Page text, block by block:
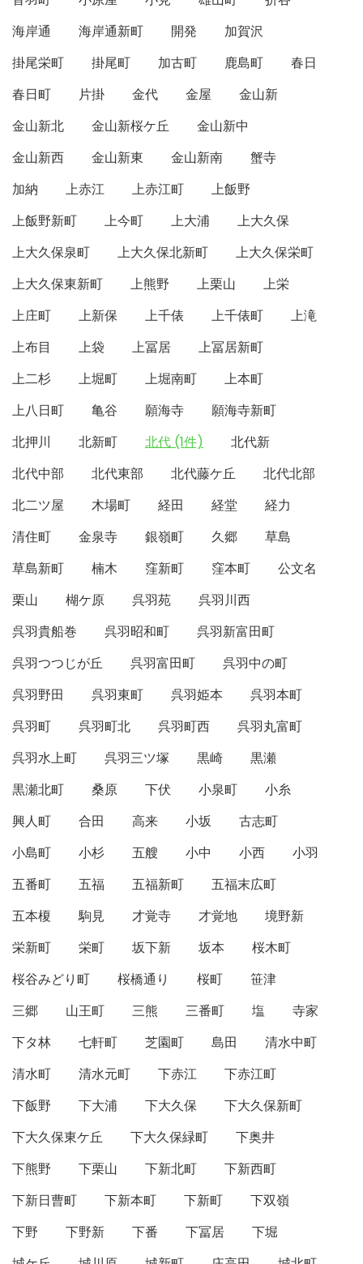
海岸通
海岸通新町 開発
加賀沢
掛尾栄町
掛尾町 加古町 鹿島町
春日
春日町
片掛 金代 金屋
金山新
金山新北
金山新桜ケ丘
金山新中
金山新西
金山新東 金山新南
蟹寺
加納
上赤江 上赤江町
上飯野
上飯野新町
上今町 上大浦
上大久保
上大久保泉町
上大久保北新町
上大久保栄町
上大久保東新町
上熊野 上栗山
上栄
上庄町
上新保 上千俵 上千俵町
上滝
上布目
上袋 上冨居
上冨居新町
上二杉
上堀町 上堀南町
上本町
上八日町
亀谷 願海寺
願海寺新町
北押川
北新町 北代 (1件)
北代新
北代中部
北代東部 北代藤ケ丘
北代北部
北二ツ屋
木場町 経田 経堂
経力
清住町
金泉寺 銀嶺町 久郷
草島
草島新町
楠木 窪新町 窪本町
公文名
栗山
楜ケ原 呉羽苑
呉羽川西
呉羽貴船巻
呉羽昭和町
呉羽新富田町
呉羽つつじが丘
呉羽富田町
呉羽中の町
呉羽野田
呉羽東町 呉羽姫本
呉羽本町
呉羽町
呉羽町北 呉羽町西
呉羽丸富町
呉羽水上町
呉羽三ツ塚 黒崎
黒瀬
黒瀬北町
桑原 下伏 小泉町
小糸
興人町
合田 高来 小坂
古志町
小島町
小杉 五艘 小中 小西
小羽
五番町
五福 五福新町
五福末広町
五本榎
駒見 才覚寺 才覚地
境野新
栄新町
栄町 坂下新 坂本
桜木町
桜谷みどり町
桜橋通り 桜町
笹津
三郷
山王町 三熊 三番町 塩
寺家
下タ林
七軒町 芝園町 島田
清水中町
清水町
清水元町 下赤江
下赤江町
下飯野
下大浦 下大久保
下大久保新町
下大久保東ケ丘
下大久保緑町
下奥井
下熊野
下栗山 下新北町
下新西町
下新日曹町
下新本町 下新町
下双嶺
下野
下野新 下番 下冨居
下堀